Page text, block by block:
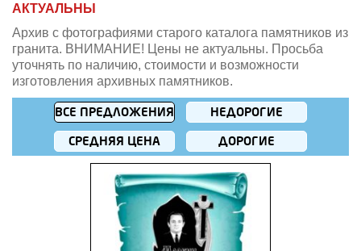
АКТУАЛЬНЫ
Архив с фотографиями старого каталога памятников из
гранита. ВНИМАНИЕ! Цены не актуальны. Просьба
уточнять по наличию, стоимости и возможности
изготовления архивных памятников.
ВСЕ ПРЕДЛОЖЕНИЯ НЕДОРОГИЕ
СРЕДНЯЯ ЦЕНА ДОРОГИЕ